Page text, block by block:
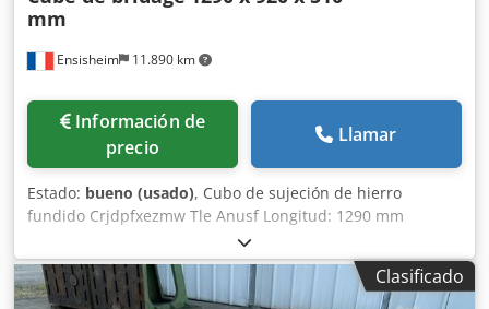
Ensisheim 11.890 km
mm
Información de
precio
Llamar
Estado: bueno (usado), Cubo de sujeción de hierro
fundido Crjdpfxezmw Tle Anusf Longitud: 1290 mm
Anchura: 920 mm Altura: 510 mm Dimensiones de las
ranuras en T: 42 x 25 mm 2 caras con ranuras Peso:
aproximadamente 1 tonelada
Clasificado